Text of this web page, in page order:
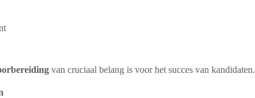
van cruciaal belang is voor het succes van kandidaten.